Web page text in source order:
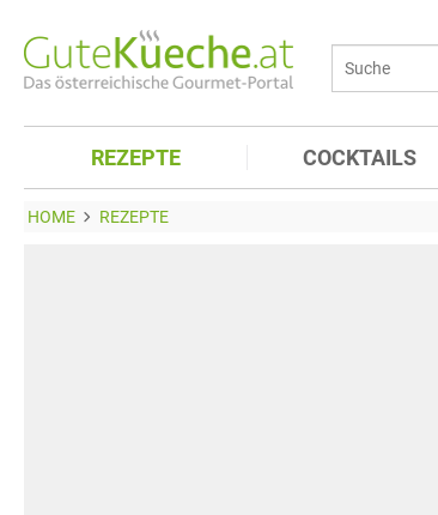
REZEPTE COCKTAILS
HOME REZEPTE